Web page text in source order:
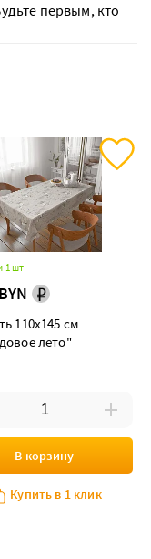
первым, кто
1 шт
110х145 см
лето"
В корзину
Купить в 1 клик